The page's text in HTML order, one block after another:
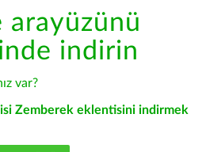
arayüzünü
indirin
var?
Zemberek eklentisini indirmek